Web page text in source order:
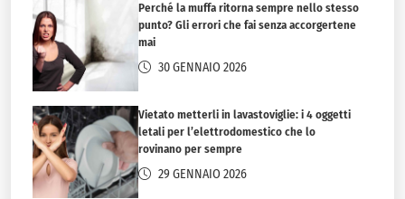
Perché la muffa ritorna sempre nello stesso
punto? Gli errori che fai senza accorgertene
mai
30 GENNAIO 2026
Vietato metterli in lavastoviglie: i 4 oggetti
letali per l’elettrodomestico che lo
rovinano per sempre
29 GENNAIO 2026